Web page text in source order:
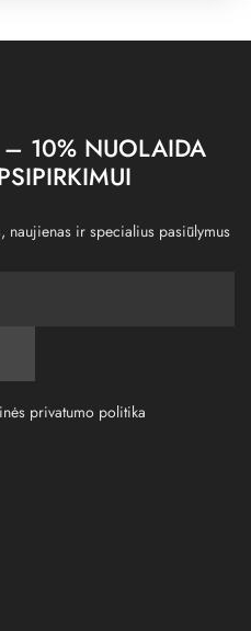
10% NUOLAIDA
ir specialius pasiūlymus
privatumo politika